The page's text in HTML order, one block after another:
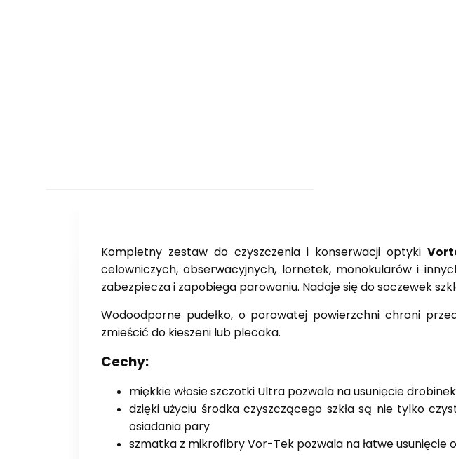
Kompletny zestaw do czyszczenia i konserwacji optyki
celowniczych, obserwacyjnych, lornetek, monokularów i
zabezpiecza i zapobiega parowaniu. Nadaje się do soczewek
Wodoodporne pudełko, o porowatej powierzchni chroni
zmieścić do kieszeni lub plecaka.
Cechy:
miękkie włosie szczotki Ultra pozwala na usunięcie
dzięki użyciu środka czyszczącego szkła są nie tylko
osiadania pary
szmatka z mikrofibry Vor-Tek pozwala na łatwe usunięcie